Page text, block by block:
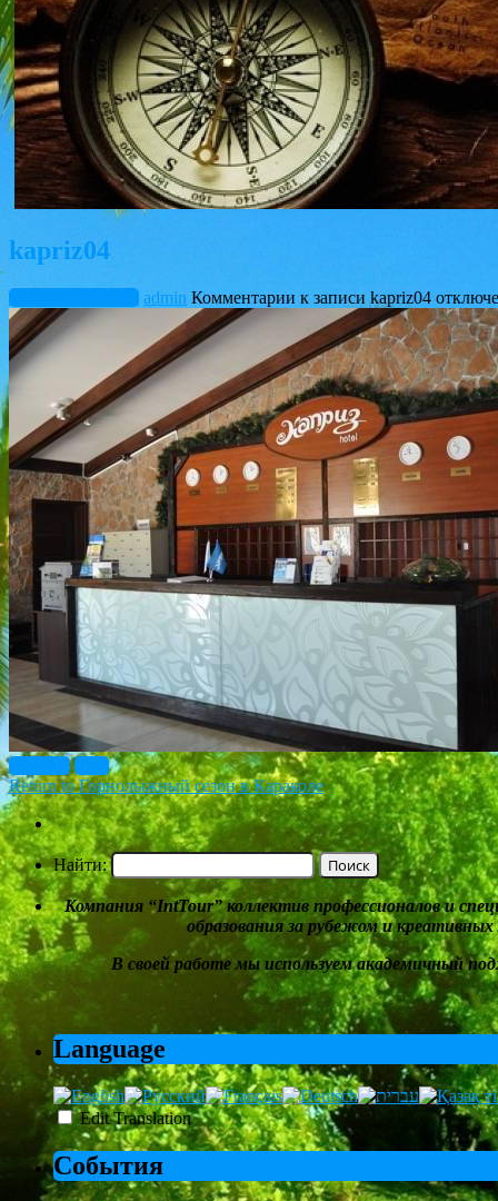
kapriz04
Октябрь 13, 2015 admin Комментарии к записи kapriz04
Previous Next
Return to Горнолыжный сезон в Караколе
Найти:
Компания “IntTour” коллектив профессионалов и
образования за рубежом икреативных
В своей работе мы используем академичный
Language
Edit Translation
События